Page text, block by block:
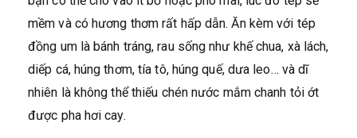
mềm và có hương thơm rất hấp dẫn. Ăn kèm với tép
đồng um là bánh tráng, rau sống như khế chua, xà lách,
diếp cá, húng thơm, tía tô, húng quế, dưa leo… và dĩ
nhiên là không thể thiếu chén nước mắm chanh tỏi ớt
được pha hơi cay.